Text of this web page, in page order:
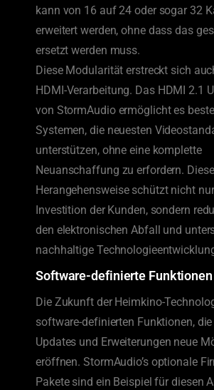
kann von 16 auf 24 oder sogar 32
erweitert werden, ohne dass das
ersetzt werden muss.
Diese Modularität erstreckt sich
HDMI-Verarbeitung. Das HDMI 2.1
von StormAudio ermöglicht es
Systemen, die neuesten
unterstützen, ohne eine komplette
Neuanschaffung zu erfordern. Diese
Herangehensweise schützt nicht
Investition der Kunden, sondern
den elektronischen Abfall und
nachhaltige
Software-definierte Funktionen
Die Zukunft der Heimkino-
software-definierten Funktionen,
Updates und Erweiterungen neue
eröffnen. StormAudio’s optionale
Pakete sind ein Beispiel für diesen